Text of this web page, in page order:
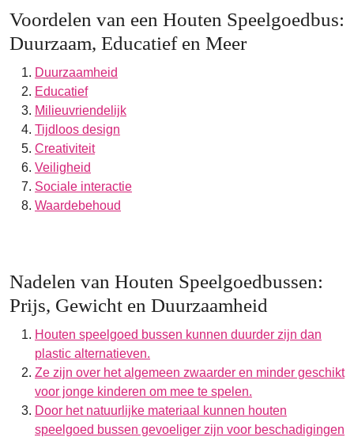
Voordelen van een Houten Speelgoedbus:
Duurzaam, Educatief en Meer
Duurzaamheid
Educatief
Milieuvriendelijk
Tijdloos design
Creativiteit
Veiligheid
Sociale interactie
Waardebehoud
Nadelen van Houten Speelgoedbussen:
Prijs, Gewicht en Duurzaamheid
Houten speelgoed bussen kunnen duurder zijn dan
plastic alternatieven.
Ze zijn over het algemeen zwaarder en minder geschikt
voor jonge kinderen om mee te spelen.
Door het natuurlijke materiaal kunnen houten
speelgoed bussen gevoeliger zijn voor beschadigingen